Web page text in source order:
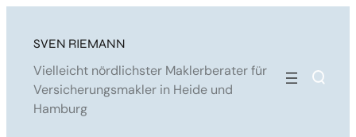
springen
SVEN RIEMANN
Vielleicht nördlichster Maklerberater für
Versicherungsmakler in Heide und
Hamburg